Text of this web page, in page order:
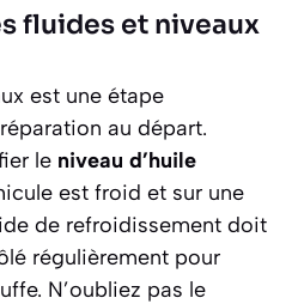
fluides et niveaux
est une étape
au départ.
le niveau d’huile
est froid et sur une
de refroidissement doit
régulièrement pour
N’oubliez pas le